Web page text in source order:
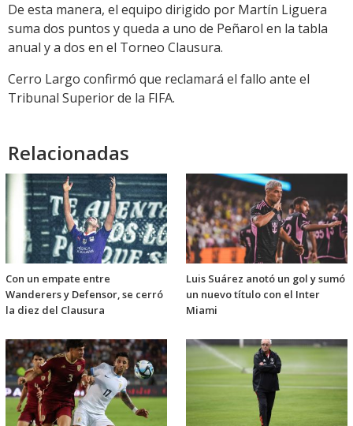
De esta manera, el equipo dirigido por Martín Liguera
suma dos puntos y queda a uno de Peñarol en la tabla
anual y a dos en el Torneo Clausura.
Cerro Largo confirmó que reclamará el fallo ante el
Tribunal Superior de la FIFA.
Relacionadas
Con un empate entre
Wanderers y Defensor, se cerró
la diez del Clausura
Luis Suárez anotó un gol y sumó
un nuevo título con el Inter
Miami